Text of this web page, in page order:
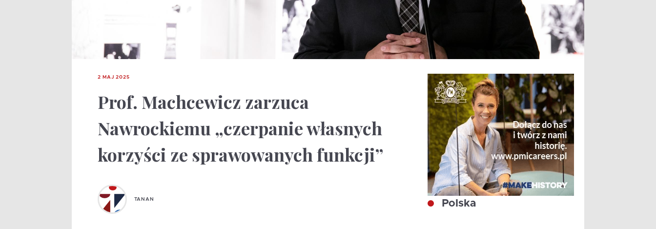
2 MAJ 2025
Prof. Machcewicz zarzuca
Nawrockiemu „czerpanie własnych
korzyści ze sprawowanych funkcji”
TANAN Polska